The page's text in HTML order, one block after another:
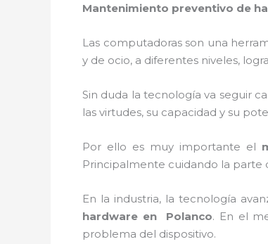
Mantenimiento preventivo de
Las computadoras son una
y de ocio, a diferentes niveles,
Sin duda la tecnología va seguir
las virtudes, su capacidad y su
Por ello es muy importante el
Principalmente cuidando la parte
En la industria, la tecnología
hardware en
Polanco. En el
problema del dispositivo.